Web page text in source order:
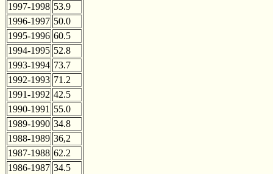
1997-1998 53.9
1996-1997 50.0
1995-1996 60.5
1994-1995 52.8
1993-1994 73.7
1992-1993 71.2
1991-1992 42.5
1990-1991 55.0
1989-1990 34.8
1988-1989 36,2
1987-1988 62.2
1986-1987 34.5